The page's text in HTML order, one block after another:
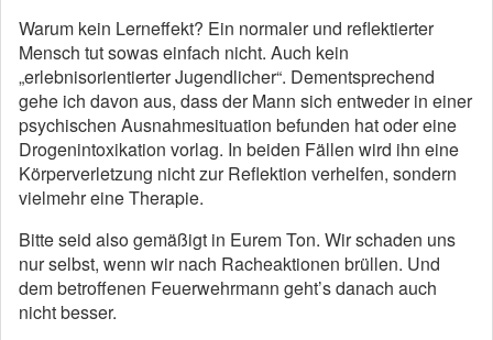
Warum kein Lerneffekt? Ein normaler und reflektierter
Mensch tut sowas einfach nicht. Auch kein
„erlebnisorientierter Jugendlicher“. Dementsprechend
gehe ich davon aus, dass der Mann sich entweder in einer
psychischen Ausnahmesituation befunden hat oder eine
Drogenintoxikation vorlag. In beiden Fällen wird ihn eine
Körperverletzung nicht zur Reflektion verhelfen, sondern
vielmehr eine Therapie.
Bitte seid also gemäßigt in Eurem Ton. Wir schaden uns
nur selbst, wenn wir nach Racheaktionen brüllen. Und
dem betroffenen Feuerwehrmann geht’s danach auch
nicht besser.